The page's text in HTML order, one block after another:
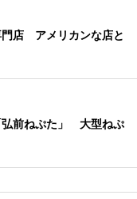
門店 アメリカンな店と
弘前ねぷた」 大型ねぷ